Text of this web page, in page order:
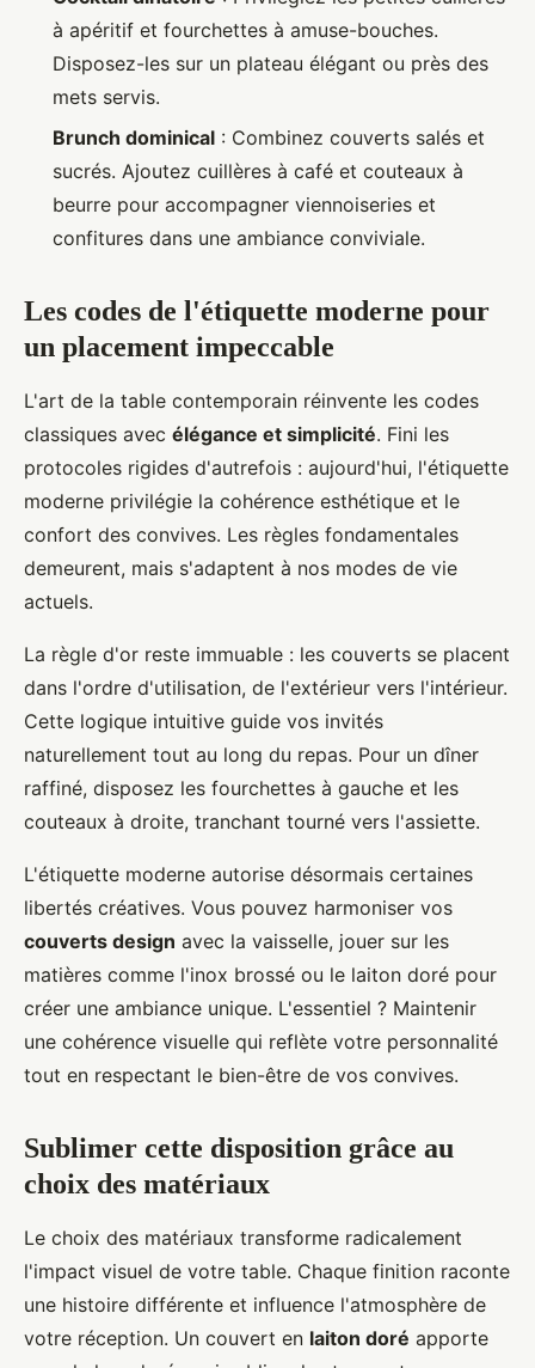
à apéritif et fourchettes à amuse-bouches.
Disposez-les sur un plateau élégant ou près des
mets servis.
Brunch dominical : Combinez couverts salés et
sucrés. Ajoutez cuillères à café et couteaux à
beurre pour accompagner viennoiseries et
confitures dans une ambiance conviviale.
Les codes de l'étiquette moderne pour
un placement impeccable
L'art de la table contemporain réinvente les codes
classiques avec élégance et simplicité. Fini les
protocoles rigides d'autrefois : aujourd'hui, l'étiquette
moderne privilégie la cohérence esthétique et le
confort des convives. Les règles fondamentales
demeurent, mais s'adaptent à nos modes de vie
actuels.
La règle d'or reste immuable : les couverts se placent
dans l'ordre d'utilisation, de l'extérieur vers l'intérieur.
Cette logique intuitive guide vos invités
naturellement tout au long du repas. Pour un dîner
raffiné, disposez les fourchettes à gauche et les
couteaux à droite, tranchant tourné vers l'assiette.
L'étiquette moderne autorise désormais certaines
libertés créatives. Vous pouvez harmoniser vos
couverts design avec la vaisselle, jouer sur les
matières comme l'inox brossé ou le laiton doré pour
créer une ambiance unique. L'essentiel ? Maintenir
une cohérence visuelle qui reflète votre personnalité
tout en respectant le bien-être de vos convives.
Sublimer cette disposition grâce au
choix des matériaux
Le choix des matériaux transforme radicalement
l'impact visuel de votre table. Chaque finition raconte
une histoire différente et influence l'atmosphère de
votre réception. Un couvert en laiton doré apporte